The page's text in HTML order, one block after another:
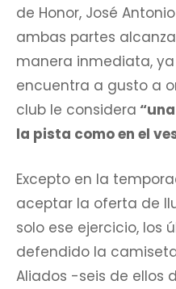
de Honor, José
ambas partes
manera inmediata,
encuentra a gusto a
club le considera
la pista como en el
Excepto en la
aceptar la oferta de
solo ese ejercicio, los
defendido la
Aliados -seis de ellos